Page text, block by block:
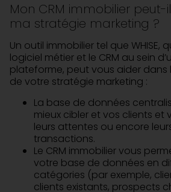
Mon CRM immobilier peut-
ma stratégie marketing ?
Un outil immobilier tel que WHISE,
logiciel métier et le CRM au sein
plateforme, peut vous aider
de votre stratégie marketing :
La base de données
mieux cibler et vos clients et
leurs attentes ou encore
transactions.
Le CRM immobilier vous
votre base de données en
catégories (par exemple,
clients existants, prospects